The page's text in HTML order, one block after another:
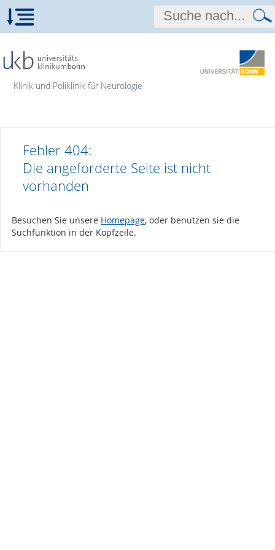
Klinik und Poliklinik für Neurologie
Fehler 404:
Die angeforderte Seite ist nicht
vorhanden
Besuchen Sie unsere Homepage, oder benutzen sie die
Suchfunktion in der Kopfzeile.